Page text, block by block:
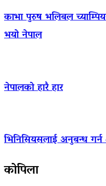
काभा पुरुष भलिबल
भयो नेपाल
नेपालको हारै हार
भिनिसियसलाई अनुबन्ध
कोपिला